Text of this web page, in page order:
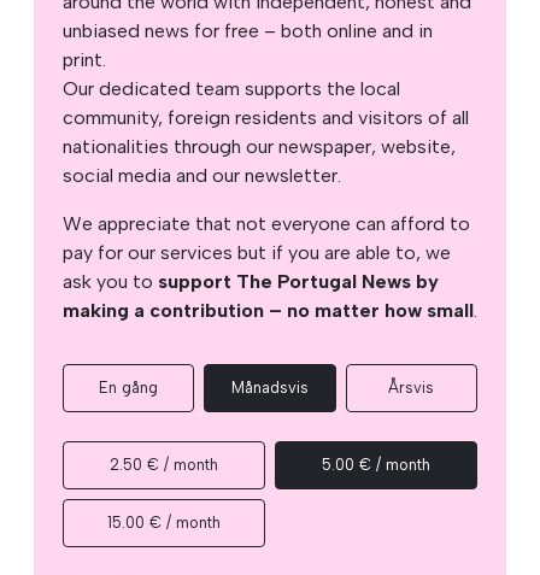
unbiased news for free – both online and in
print.
Our dedicated team supports the local
community, foreign residents and visitors of all
nationalities through our newspaper, website,
social media and our newsletter.
We appreciate that not everyone can afford to
pay for our services but if you are able to, we
ask you to support The Portugal News by
making a contribution – no matter how small.
En gång Månadsvis Årsvis
2.50 € / month 5.00 € / month
15.00 € / month